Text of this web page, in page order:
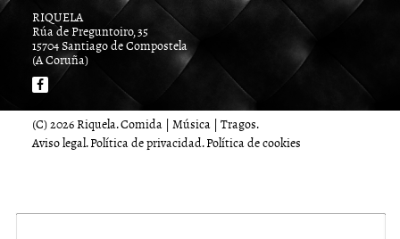
RIQUELA
Rúa de Preguntoiro, 35
15704 Santiago de Compostela
(A Coruña)
(C) 2026 Riquela. Comida | Música | Tragos.
Aviso legal.Política de privacidad.Política de cookies